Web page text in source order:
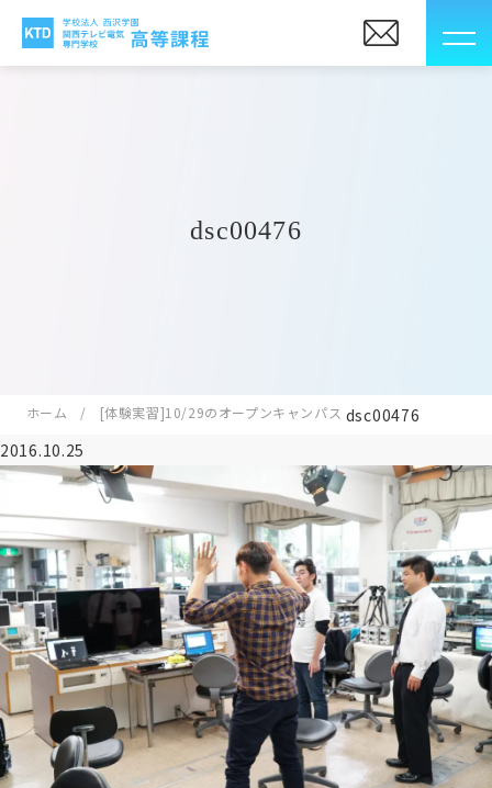
dsc00476
ホーム [体験実習]10/29のオープンキャンパス dsc00476
2016.10.25